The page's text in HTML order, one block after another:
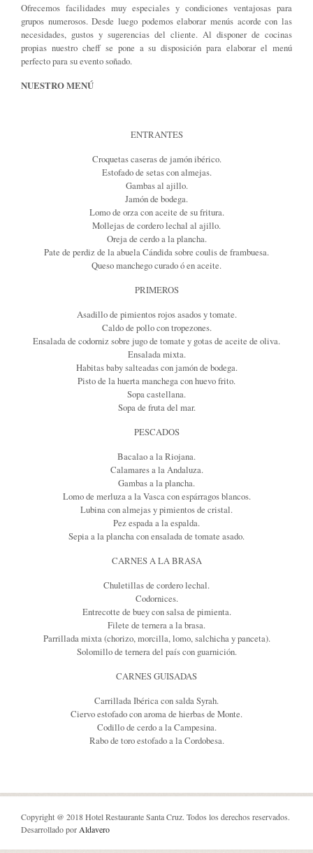
Ofrecemos facilidades muy especiales y condiciones ventajosas para
grupos numerosos. Desde luego podemos elaborar menús acorde con las
necesidades, gustos y sugerencias del cliente. Al disponer de cocinas
propias nuestro cheff se pone a su disposición para elaborar el menú
perfecto para su evento soñado.
NUESTRO MENÚ
ENTRANTES
Croquetas caseras de jamón ibérico.
Estofado de setas con almejas.
Gambas al ajillo.
Jamón de bodega.
Lomo de orza con aceite de su fritura.
Mollejas de cordero lechal al ajillo.
Oreja de cerdo a la plancha.
Pate de perdiz de la abuela Cándida sobre coulis de frambuesa.
Queso manchego curado ó en aceite.
PRIMEROS
Asadillo de pimientos rojos asados y tomate.
Caldo de pollo con tropezones.
Ensalada de codorniz sobre jugo de tomate y gotas de aceite de oliva.
Ensalada mixta.
Habitas baby salteadas con jamón de bodega.
Pisto de la huerta manchega con huevo frito.
Sopa castellana.
Sopa de fruta del mar.
PESCADOS
Bacalao a la Riojana.
Calamares a la Andaluza.
Gambas a la plancha.
Lomo de merluza a la Vasca con espárragos blancos.
Lubina con almejas y pimientos de cristal.
Pez espada a la espalda.
Sepia a la plancha con ensalada de tomate asado.
CARNES A LA BRASA
Chuletillas de cordero lechal.
Codornices.
Entrecotte de buey con salsa de pimienta.
Filete de ternera a la brasa.
Parrillada mixta (chorizo, morcilla, lomo, salchicha y panceta).
Solomillo de ternera del país con guarnición.
CARNES GUISADAS
Carrillada Ibérica con salda Syrah.
Ciervo estofado con aroma de hierbas de Monte.
Codillo de cerdo a la Campesina.
Rabo de toro estofado a la Cordobesa.
Copyright @ 2018 Hotel Restaurante Santa Cruz. Todos los derechos reservados.
Desarrollado por Aldavero